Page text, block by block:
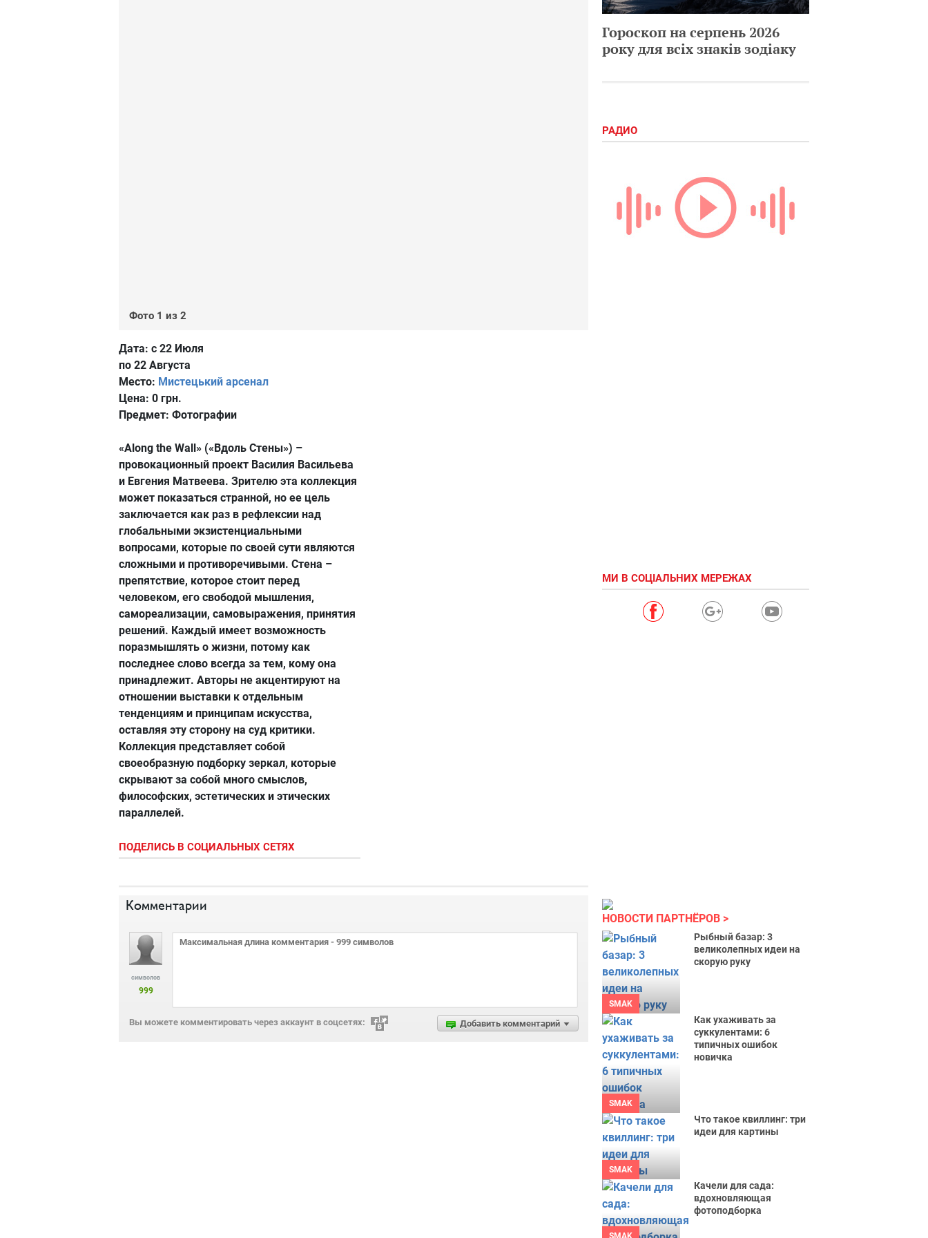
Фото 1 из 2
Дата: с 22 Июля
по 22 Августа
Место: Мистецький арсенал
Цена: 0 грн.
Предмет: Фотографии
«Along the Wall» («Вдоль Стены») –
провокационный проект Василия Васильева
и Евгения Матвеева. Зрителю эта коллекция
может показаться странной, но ее цель
заключается как раз в рефлексии над
глобальными экзистенциальными
вопросами, которые по своей сути являются
сложными и противоречивыми. Стена –
препятствие, которое стоит перед
человеком, его свободой мышления,
самореализации, самовыражения, принятия
решений. Каждый имеет возможность
поразмышлять о жизни, потому как
последнее слово всегда за тем, кому она
принадлежит. Авторы не акцентируют на
отношении выставки к отдельным
тенденциям и принципам искусства,
оставляя эту сторону на суд критики.
Коллекция представляет собой
своеобразную подборку зеркал, которые
скрывают за собой много смыслов,
философских, эстетических и этических
параллелей.
ПОДЕЛИСЬ В СОЦИАЛЬНЫХ СЕТЯХ
Комментарии
символов
999
Добавить комментарий
Вы можете комментировать через аккаунт в соцсетях:
Гороскоп на серпень 2026
року для всіх знаків зодіаку
РАДИО
МИ В СОЦІАЛЬНИХ МЕРЕЖАХ
НОВОСТИ ПАРТНЁРОВ
SMAK
Рыбный базар: 3
великолепных идеи на
скорую руку
SMAK
Как ухаживать за
суккулентами: 6
типичных ошибок
новичка
SMAK
Что такое квиллинг: три
идеи для картины
SMAK
Качели для сада:
вдохновляющая
фотоподборка